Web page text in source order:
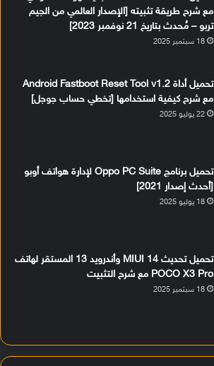
مع شرح طريقة تثبيته [الإصدار العالمي من الجيم
تربو – مُحدث بتاريخ 21 نوفمبر 2023]
18 سبتمبر 2025
تحميل أداة Android Fastboot Reset Tool v1.2
مع شرح كيفية استخدامها [تخطي حساب جوجل]
22 يوليو 2025
تحميل برنامج Oppo PC Suite لإدارة هواتف أوبو
[أحدث إصدار 2021]
18 يوليو 2025
تحميل تحديث MIUI 14 وأندرويد 13 المستقر لهاتف
POCO X3 Pro مع شرح التثبيت
18 سبتمبر 2025